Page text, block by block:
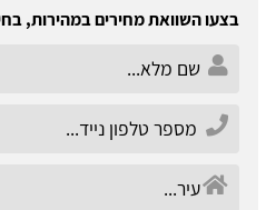
בצעו השוואת מחירים במהירות,